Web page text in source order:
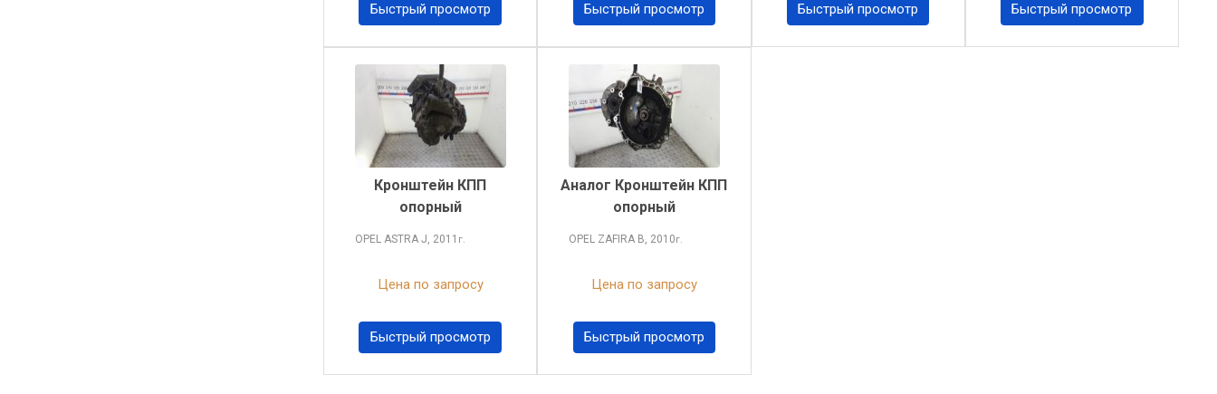
Быстрый просмотр Быстрый просмотр Быстрый просмотр Быстрый просмотр
Кронштейн КПП
опорный
OPEL ASTRA J, 2011 г.
Цена по запросу
Быстрый просмотр
Аналог Кронштейн КПП
опорный
OPEL ZAFIRA B, 2010г.
Цена по запросу
Быстрый просмотр